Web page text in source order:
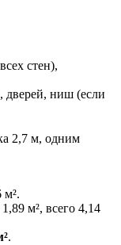
стен),
дверей, ниш (если
2,7 м, одним
м².
м², всего 4,14
.